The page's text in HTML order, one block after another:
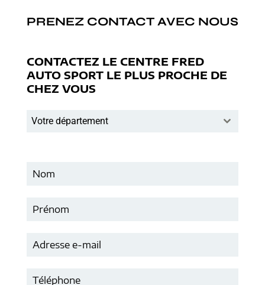
PRENEZ CONTACT AVEC NOUS
CONTACTEZ LE CENTRE FRED
AUTO SPORT LE PLUS PROCHE DE
CHEZ VOUS
Votre département